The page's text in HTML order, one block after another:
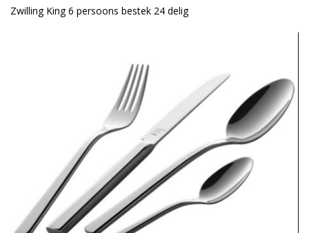
Zwilling King 6 persoons bestek 24 delig